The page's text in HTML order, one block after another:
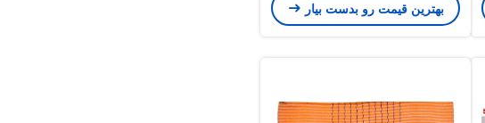
بهترین قیمت رو بدست بیار